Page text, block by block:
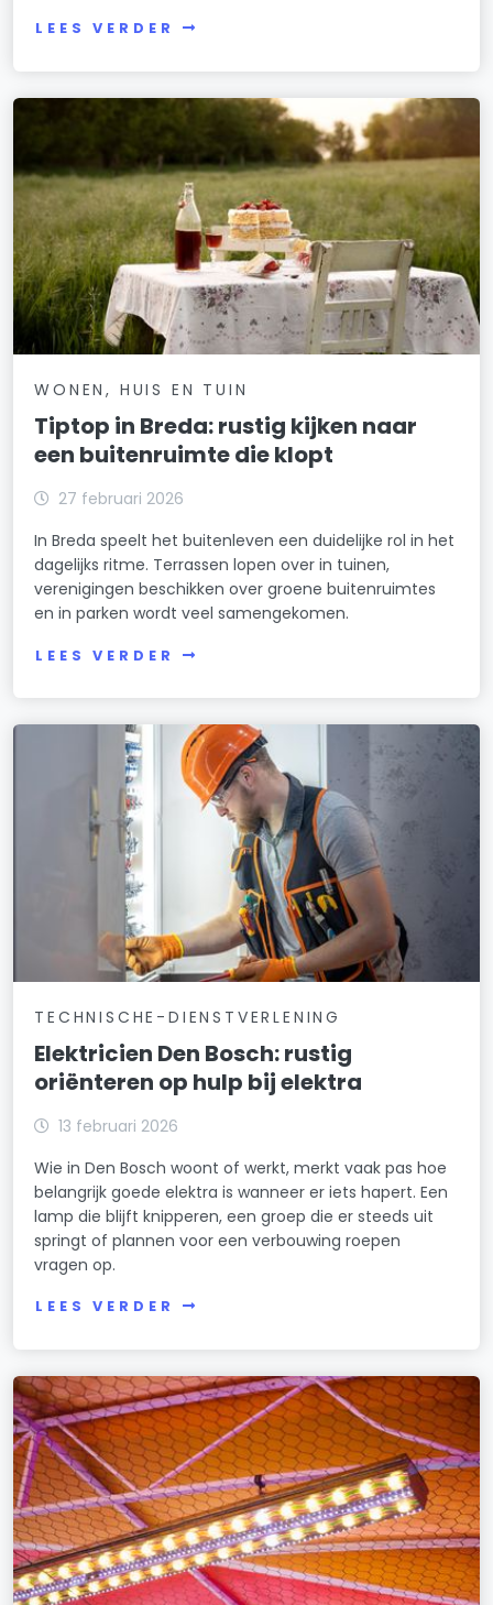
LEES VERDER
WONEN, HUIS EN TUIN
Tiptop in Breda: rustig kijken naar
een buitenruimte die klopt
27 februari 2026
In Breda speelt het buitenleven een duidelijke rol in het
dagelijks ritme. Terrassen lopen over in tuinen,
verenigingen beschikken over groene buitenruimtes
en in parken wordt veel samengekomen.
LEES VERDER
TECHNISCHE-DIENSTVERLENING
Elektricien Den Bosch: rustig
oriënteren op hulp bij elektra
13 februari 2026
Wie in Den Bosch woont of werkt, merkt vaak pas hoe
belangrijk goede elektra is wanneer er iets hapert. Een
lamp die blijft knipperen, een groep die er steeds uit
springt of plannen voor een verbouwing roepen
vragen op.
LEES VERDER